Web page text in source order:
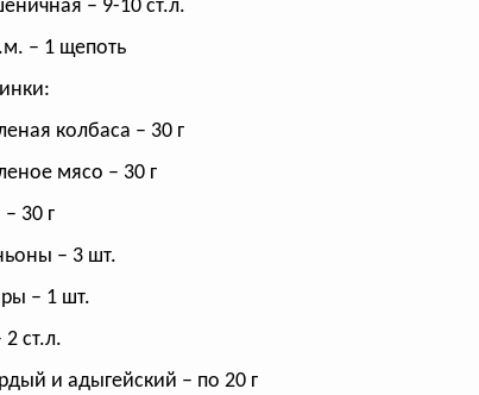
– 9-10 ст.л.
– 1 щепоть
колбаса – 30 г
мясо – 30 г
30 г
– 3 шт.
– 1 шт.
2 ст.л.
и адыгейский – по 20 г